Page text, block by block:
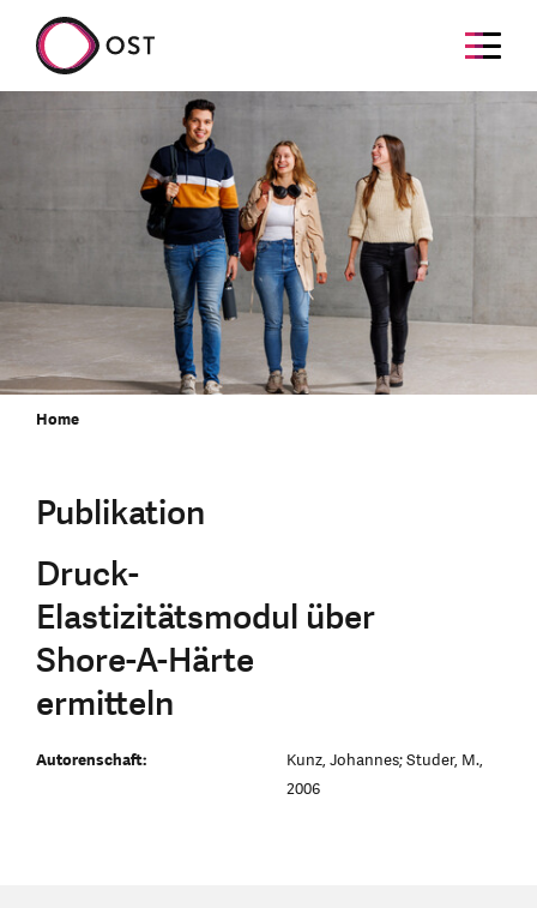
Home
Publikation
Druck-
Elastizitätsmodul über
Shore-A-Härte
ermitteln
Autorenschaft:
Kunz, Johannes; Studer, M.,
2006